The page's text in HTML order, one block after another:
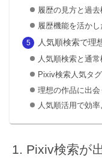
履歴の見方と過
履歴機能を活か
人気順検索で理
人気順検索と通
Pixiv検索人気タ
理想の作品に出
人気順活用で効
Pixiv検索が